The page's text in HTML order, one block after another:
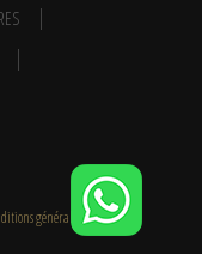
générales -